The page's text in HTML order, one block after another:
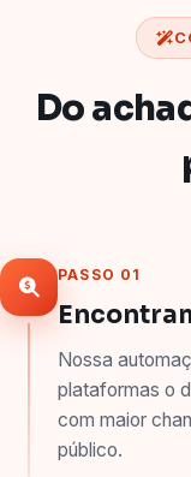
Do
PASSO 01
Nossa
plataformas o
com maior
público.